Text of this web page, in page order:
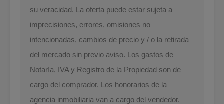
su veracidad. La oferta puede estar sujeta a
imprecisiones, errores, omisiones no
intencionadas, cambios de precio y / o la retirada
del mercado sin previo aviso. Los gastos de
Notaría, IVA y Registro de la Propiedad son de
cargo del comprador. Los honorarios de la
agencia inmobiliaria van a cargo del vendedor.